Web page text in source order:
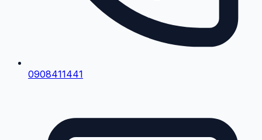
0908411441